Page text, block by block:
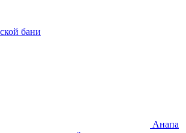
бани
Анапа